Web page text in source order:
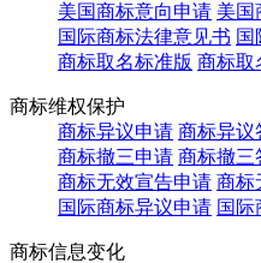
美国商标意向申请 美国
国际商标法律意见书 国
商标取名标准版 商标取
商标维权保护
商标异议申请 商标异议
商标撤三申请 商标撤三
商标无效宣告申请 商标
国际商标异议申请 国际
商标信息变化